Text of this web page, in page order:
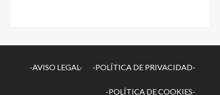
-AVISO LEGAL- -POLÍTICA DE PRIVACIDAD-
-POLÍTICA DE COOKIES-